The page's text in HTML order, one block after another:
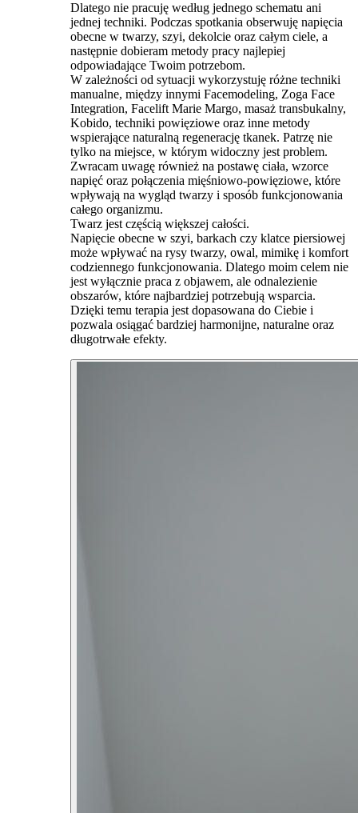
Dlatego nie pracuję według jednego schematu ani
jednej techniki. Podczas spotkania obserwuję napięcia
obecne w twarzy, szyi, dekolcie oraz całym ciele, a
następnie dobieram metody pracy najlepiej
odpowiadające Twoim potrzebom.
W zależności od sytuacji wykorzystuję różne techniki
manualne, między innymi Facemodeling, Zoga Face
Integration, Facelift Marie Margo, masaż transbukalny,
Kobido, techniki powięziowe oraz inne metody
wspierające naturalną regenerację tkanek. Patrzę nie
tylko na miejsce, w którym widoczny jest problem.
Zwracam uwagę również na postawę ciała, wzorce
napięć oraz połączenia mięśniowo-powięziowe, które
wpływają na wygląd twarzy i sposób funkcjonowania
całego organizmu.
Twarz jest częścią większej całości.
Napięcie obecne w szyi, barkach czy klatce piersiowej
może wpływać na rysy twarzy, owal, mimikę i komfort
codziennego funkcjonowania. Dlatego moim celem nie
jest wyłącznie praca z objawem, ale odnalezienie
obszarów, które najbardziej potrzebują wsparcia.
Dzięki temu terapia jest dopasowana do Ciebie i
pozwala osiągać bardziej harmonijne, naturalne oraz
długotrwałe efekty.